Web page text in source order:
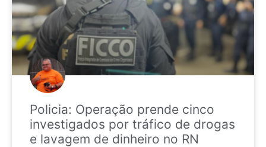
Policia: Operação prende cinco
investigados por tráfico de drogas
e lavagem de dinheiro no RN